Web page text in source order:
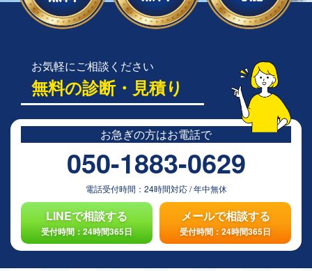
お気軽にご相談ください
無料の診断・見積り
お急ぎの方はお電話で
050-1883-0629
電話受付時間： 24時間対応/年中無休
LINEで相談する
受付時間：24時間365日
メールで相談する
受付時間：24時間365日